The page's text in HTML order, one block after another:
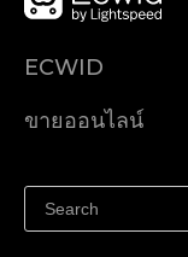
ECWID
ราคา
ขายออนไลน์
ขายบนเฟสบุ๊ค